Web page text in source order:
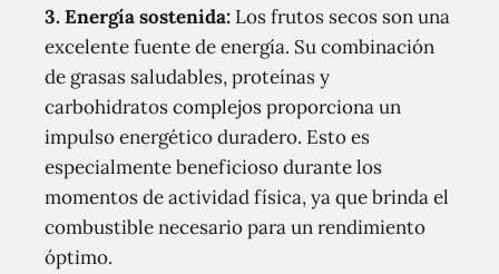
3. Energía sostenida: Los frutos secos son una
excelente fuente de energía. Su combinación
de grasas saludables, proteínas y
carbohidratos complejos proporciona un
impulso energético duradero. Esto es
especialmente beneficioso durante los
momentos de actividad física, ya que brinda el
combustible necesario para un rendimiento
óptimo.